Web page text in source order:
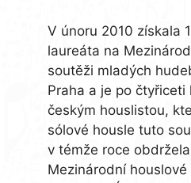
V únoru 2010 získala
laureáta na
soutěži mladých
Praha a je po čtyřiceti
českým houslistou,
sólové housle tuto
v témže roce
Mezinárodní